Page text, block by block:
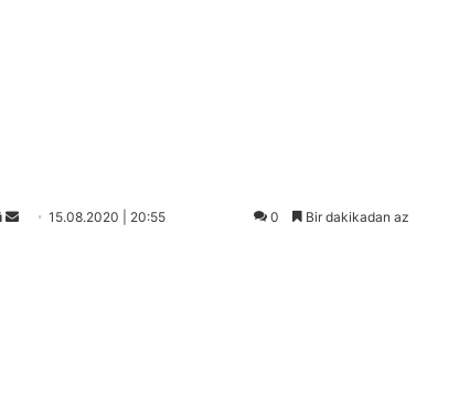
Bir
15.08.2020 | 20:55 0 Bir dakikadan az